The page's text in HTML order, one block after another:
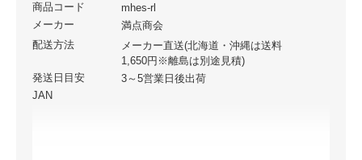
商品コード
mhes-rl
メーカー
満点商会
配送方法
メーカー直送(北海道・沖縄は送料
1,650円※離島は別途見積)
発送日目安
3～5営業日後出荷
JAN